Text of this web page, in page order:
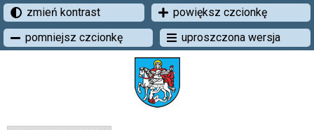
zmień kontrast
powiększ czcionkę
pomniejsz czcionkę
uproszczona wersja